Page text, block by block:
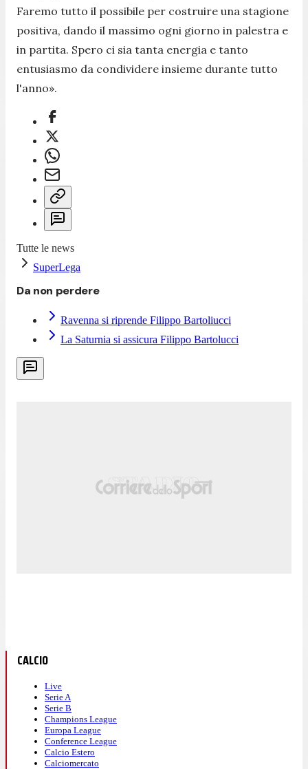
Faremo tutto il possibile per costruire una stagione
positiva, dando il massimo ogni giorno in palestra e
in partita. Spero ci sia tanta energia e tanto
entusiasmo da condividere insieme durante tutto
l'anno».
Tutte le news
SuperLega
Da non perdere
Ravenna si riprende Filippo Bartoliucci
La Saturnia si assicura Filippo Bartolucci
CALCIO
Live
Serie A
Serie B
Champions League
Europa League
Conference League
Calcio Estero
Calciomercato